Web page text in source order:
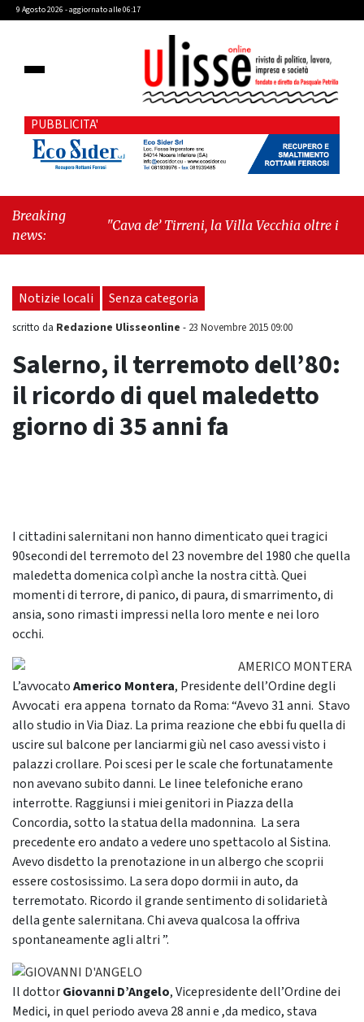
9 Agosto 2026 - aggiornato alle 06:17
PUBBLICITA'
Breaking
news:
"Cava de’ Tirreni, la Villa Vecchia oltre i vandali: il
consiliare: “Serve chiarezza!”"
Notizie locali Senza categoria
scritto da Redazione Ulisseonline - 23 Novembre 2015 09:00
Salerno, il terremoto dell’80:
il ricordo di quel maledetto
giorno di 35 anni fa
I cittadini salernitani non hanno dimenticato quei tragici
90secondi del terremoto del 23 novembre del 1980 che quella
maledetta domenica colpì anche la nostra città. Quei
momenti di terrore, di panico, di paura, di smarrimento, di
ansia, sono rimasti impressi nella loro mente e nei loro
occhi.
L’avvocatoAmerico Montera, Presidente dell’Ordine degli
Avvocati era appena tornato da Roma: “Avevo 31 anni. Stavo
allo studio in Via Diaz. La prima reazione che ebbi fu quella di
uscire sul balcone per lanciarmi giù nel caso avessi visto i
palazzi crollare. Poi scesi per le scale che fortunatamente
non avevano subito danni. Le linee telefoniche erano
interrotte. Raggiunsi i miei genitori in Piazza della
Concordia, sotto la statua della madonnina. La sera
precedente ero andato a vedere uno spettacolo al Sistina.
Avevo disdetto la prenotazione in un albergo che scoprii
essere costosissimo. La sera dopo dormii in auto, da
terremotato. Ricordo il grande sentimento di solidarietà
della gente salernitana. Chi aveva qualcosa la offriva
spontaneamente agli altri ”.
Il dottorGiovanni D’Angelo, Vicepresidente dell’Ordine dei
Medici, in quel periodo aveva 28 anni e ,da medico, stava